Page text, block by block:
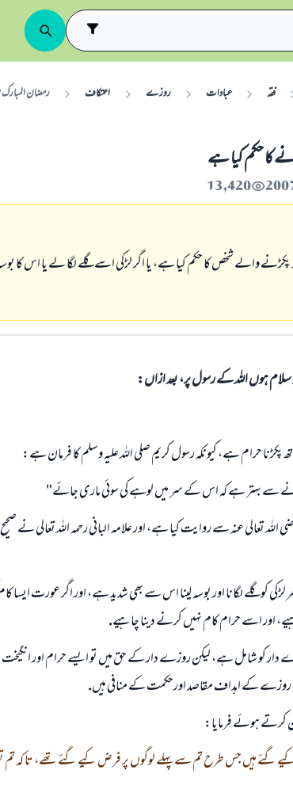
فقہ عبادات روزے اعتکاف رمضان المبارك
كا حكم كيا ہے
13,420
پكڑنے والے شخص كا حكم كيا ہے، يا اگر لڑكى اسے گلے لگا لے يا اس كا
و سلام ہوں اللہ کے رسول پر، بعد ازاں:
پكڑنا حرام ہے، كيونكہ رسول كريم صلى اللہ عليہ وسلم كا فرمان ہے:
سے بہتر ہے كہ اس كے سر ميں لوہے كى سوئى مارى جائے"
اللہ تعالى عنہ سے روايت كيا ہے، اور علامہ البانى رحمہ اللہ تعالى نے
گلے لگانا اور بوسہ لينا اس سے بھى شديد ہے، اور اگر عورت ايسا
اور اسے حرام كام نہيں كرنے دينا چاہيے.
دار كو شامل ہے، ليكن روزے دار كے حق ميں تو ايسے حرام اور
روزے كے اہداف مقاصد اورحكمت كے منافى ہيں.
كرتے ہوئے فرمايا:
ہيں جس طرح تم سے پہلے لوگوں پر فرض كيے گئے تھے، تا كہ تم